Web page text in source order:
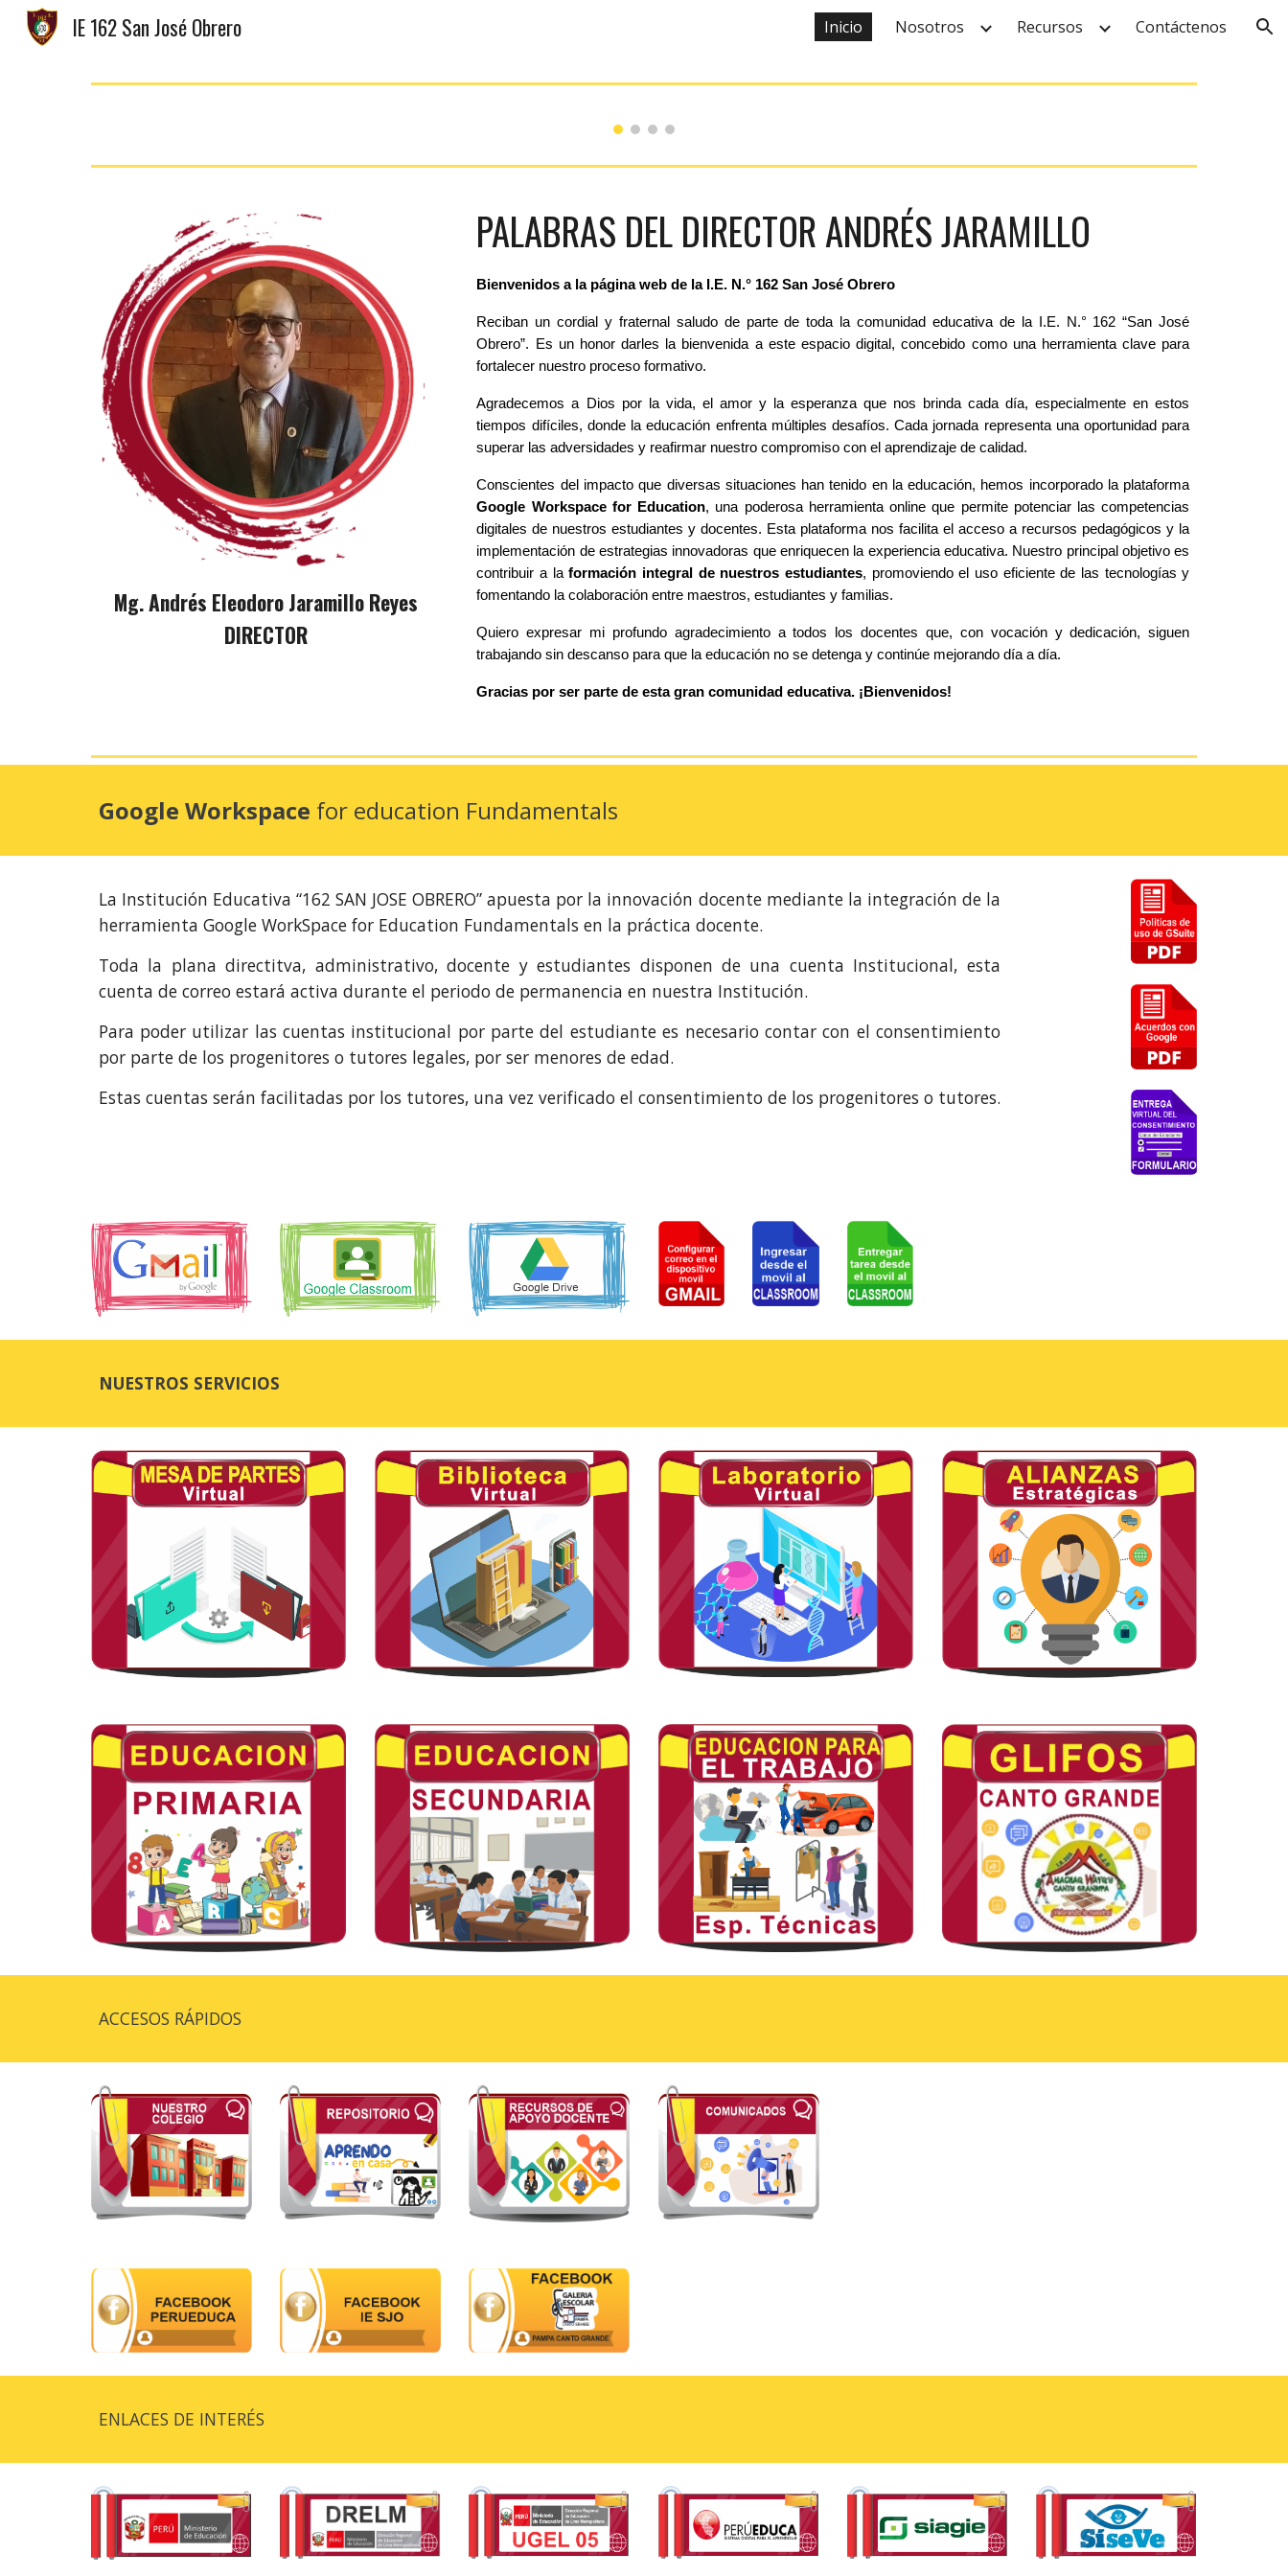
Skip to navigation
IE 162 San José Obrero Inicio Nosotros Recursos Contáctenos
Mg. Andrés Eleodoro Jaramillo Reyes
DIRECTOR
PALABRAS DEL DIRECTOR ANDRÉS JARAMILLO
Bienvenidos a la página web de la I.E. N.° 162 San José Obrero
Reciban un cordial y fraternal saludo de parte de toda la comunidad educativa de la I.E. N.° 162 “San José
Obrero”. Es un honor darles la bienvenida a este espacio digital, concebido como una herramienta clave para
fortalecer nuestro proceso formativo.
Agradecemos a Dios por la vida, el amor y la esperanza que nos brinda cada día, especialmente en estos
tiempos difíciles, donde la educación enfrenta múltiples desafíos. Cada jornada representa una oportunidad para
superar las adversidades y reafirmar nuestro compromiso con el aprendizaje de calidad.
Conscientes del impacto que diversas situaciones han tenido en la educación, hemos incorporado la plataforma
Google Workspace for Education, una poderosa herramienta online que permite potenciar las competencias
digitales de nuestros estudiantes y docentes. Esta plataforma nos facilita el acceso a recursos pedagógicos y la
implementación de estrategias innovadoras que enriquecen la experiencia educativa. Nuestro principal objetivo es
contribuir a laformación integral de nuestros estudiantes, promoviendo el uso eficiente de las tecnologías y
fomentando la colaboración entre maestros, estudiantes y familias.
Quiero expresar mi profundo agradecimiento a todos los docentes que, con vocación y dedicación, siguen
trabajando sin descanso para que la educación no se detenga y continúe mejorando día a día.
Gracias por ser parte de esta gran comunidad educativa. ¡Bienvenidos!
Google Workspace for education Fundamentals
La Institución Educativa “162 SAN JOSE OBRERO” apuesta por la innovación docente mediante la integración de la
herramienta Google WorkSpace for Education Fundamentals en la práctica docente.
Toda la plana directitva, administrativo, docente yestudiantes disponen de una cuenta Institucional, esta
cuenta de correo estará activa durante el periodo de permanencia en nuestra Institución.
Para poder utilizar las cuentas institucional por parte del estudiantees necesario contar con el consentimiento
por parte de los progenitores o tutores legales, por ser menores de edad.
Estas cuentas serán facilitadas por los tutores, una vez verificado el consentimiento de los progenitores o tutores.
NUESTROS SERVICIOS
ACCESOS RÁPIDOS
ENLACES DE INTERÉS